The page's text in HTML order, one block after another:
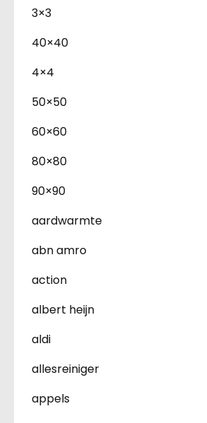
3×3
40×40
4×4
50×50
60×60
80×80
90×90
aardwarmte
abn amro
action
albert heijn
aldi
allesreiniger
appels